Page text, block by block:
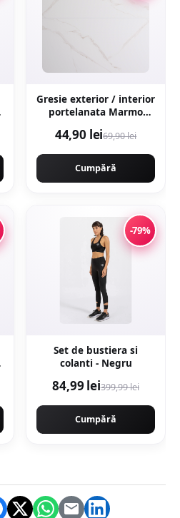
Gresie exterior / interior
portelanata Marmo
lucioasa rectificata tip
44,90 lei69,90 lei
Cumpără
-79%
Set de bustiera si
colanti - Negru
84,99 lei399,99 lei
Cumpără